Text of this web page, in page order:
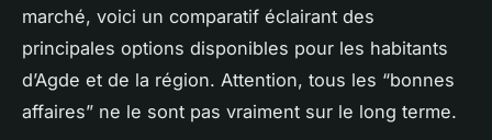
marché, voici un comparatif éclairant des
principales options disponibles pour les habitants
d’Agde et de la région. Attention, tous les “bonnes
affaires” ne le sont pas vraiment sur le long terme.